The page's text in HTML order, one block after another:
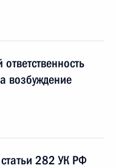
возбуждение
282 УК РФ